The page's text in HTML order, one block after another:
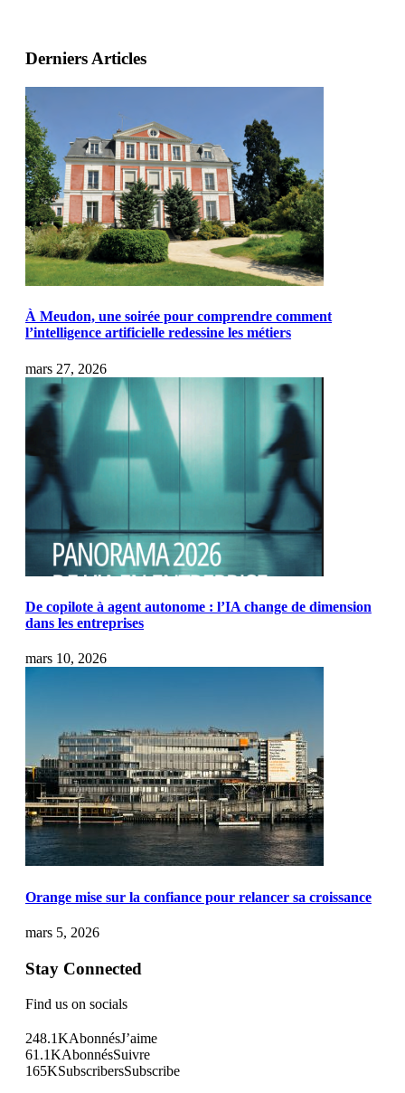
Derniers Articles
À Meudon, une soirée pour comprendre comment
l’intelligence artificielle redessine les métiers
mars 27, 2026
De copilote à agent autonome : l’IA change de dimension
dans les entreprises
mars 10, 2026
Orange mise sur la confiance pour relancer sa croissance
mars 5, 2026
Stay Connected
Find us on socials
248.1KAbonnésJ’aime
61.1KAbonnésSuivre
165KSubscribersSubscribe